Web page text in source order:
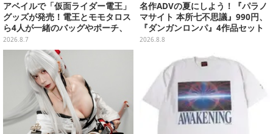
アベイルで「仮面ライダー電王」
グッズが発売！電王とモモタロス
ら4人が一緒のバッグやポーチ、
収納ボックスも
2026.8.7
名作ADVの夏にしよう！『パラノ
マサイト 本所七不思議』990円、
『ダンガンロンパ』4作品セット
で3,060円、“お紳士”な恋愛ADV
セール】
2026.8.8